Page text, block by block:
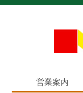
営業案内